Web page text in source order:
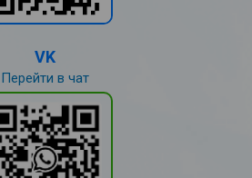
VK
Перейти в чат